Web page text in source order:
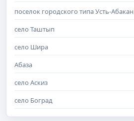
поселок городского типа Усть-Абакан
село Таштып
село Шира
Абаза
село Аскиз
село Боград